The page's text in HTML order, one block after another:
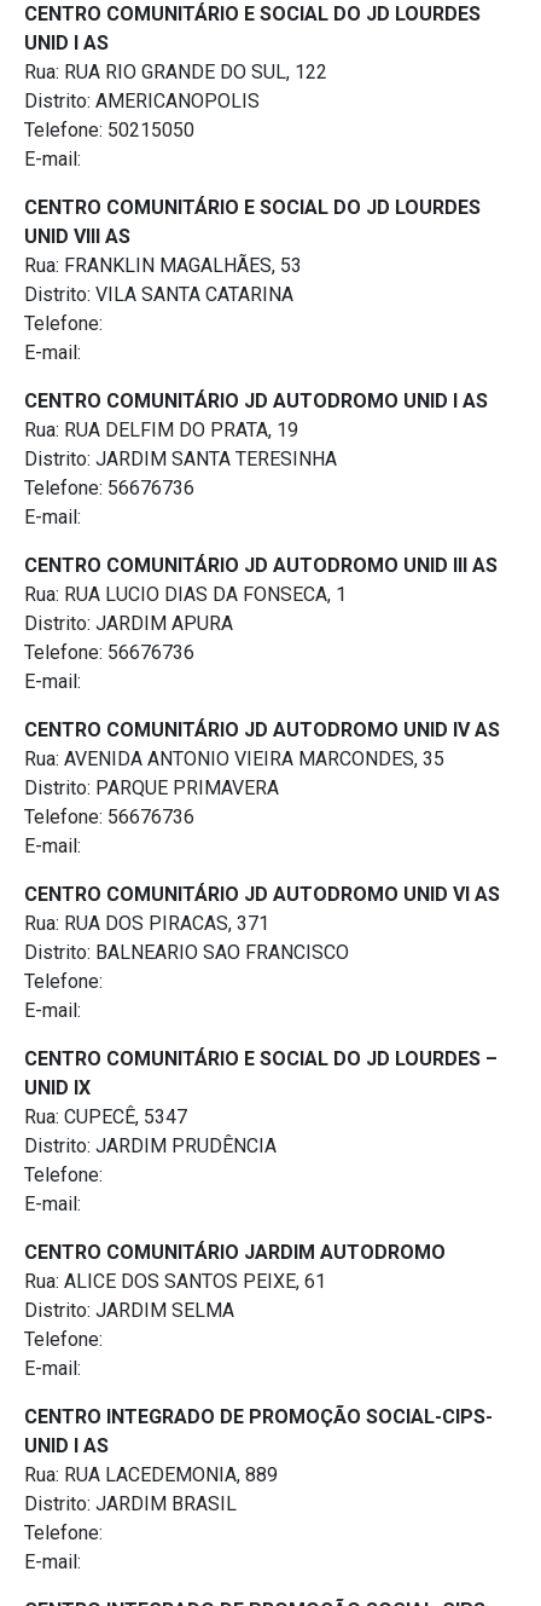
CENTRO COMUNITÁRIO E SOCIAL DO JD LOURDES
UNID I AS
Rua: RUA RIO GRANDE DO SUL, 122
Distrito: AMERICANOPOLIS
Telefone: 50215050
E-mail:
CENTRO COMUNITÁRIO E SOCIAL DO JD LOURDES
UNID VIII AS
Rua: FRANKLIN MAGALHÃES, 53
Distrito: VILA SANTA CATARINA
Telefone:
E-mail:
CENTRO COMUNITÁRIO JD AUTODROMO UNID I AS
Rua: RUA DELFIM DO PRATA, 19
Distrito: JARDIM SANTA TERESINHA
Telefone: 56676736
E-mail:
CENTRO COMUNITÁRIO JD AUTODROMO UNID III AS
Rua: RUA LUCIO DIAS DA FONSECA, 1
Distrito: JARDIM APURA
Telefone: 56676736
E-mail:
CENTRO COMUNITÁRIO JD AUTODROMO UNID IV AS
Rua: AVENIDA ANTONIO VIEIRA MARCONDES, 35
Distrito: PARQUE PRIMAVERA
Telefone: 56676736
E-mail:
CENTRO COMUNITÁRIO JD AUTODROMO UNID VI AS
Rua: RUA DOS PIRACAS, 371
Distrito: BALNEARIO SAO FRANCISCO
Telefone:
E-mail:
CENTRO COMUNITÁRIO E SOCIAL DO JD LOURDES –
UNID IX
Rua: CUPECÊ, 5347
Distrito: JARDIM PRUDÊNCIA
Telefone:
E-mail:
CENTRO COMUNITÁRIO JARDIM AUTODROMO
Rua: ALICE DOS SANTOS PEIXE, 61
Distrito: JARDIM SELMA
Telefone:
E-mail:
CENTRO INTEGRADO DE PROMOÇÃO SOCIAL-CIPS-
UNID I AS
Rua: RUA LACEDEMONIA, 889
Distrito: JARDIM BRASIL
Telefone:
E-mail: